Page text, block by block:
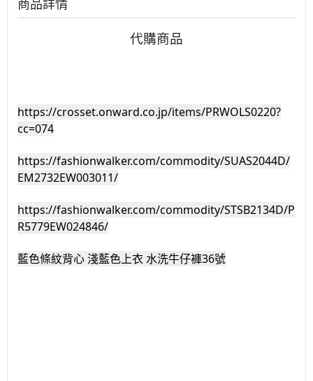
商品詳情
代購商品
https://crosset.onward.co.jp/items/PRWOLS0220?
cc=074
https://fashionwalker.com/commodity/SUAS2044D/
EM2732EW003011/
https://fashionwalker.com/commodity/STSB2134D/P
R5779EW024846/
藍色條紋背心 淺藍色上衣 水洗牛仔褲36號